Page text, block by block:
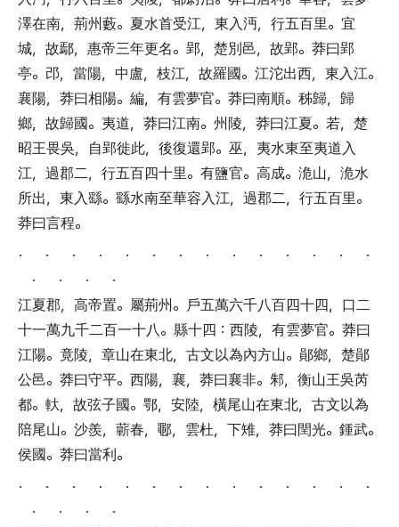
澤在南， 荊州藪。 夏水首受江， 東入沔， 行五百里。 宜
城， 故鄢， 惠帝三年更名。 郢， 楚別邑， 故郢。 莽曰郢
亭。 邔， 當陽， 中盧， 枝江， 故羅國。 江沱出西， 東入江。
襄陽， 莽曰相陽。 編， 有雲夢官。 莽曰南順。 秭歸， 歸
鄉， 故歸國。 夷道， 莽曰江南。 州陵， 莽曰江夏。 若， 楚
昭王畏吳， 自郢徙此， 後復還郢。 巫， 夷水東至夷道入
江， 過郡二， 行五百四十里。 有鹽官。 高成。 洈山， 洈水
所出， 東入繇。 繇水南至華容入江， 過郡二， 行五百里。
莽曰言程。
． ． ． ． ． ． ． ． ． ． ． ． ． ．
． ． ． ．
江夏郡， 高帝置。 屬荊州 。 戶五萬六千八百四十四， 口二
十一萬九千二百一十八。 縣十四 ： 西陵， 有雲夢官。 莽曰
江陽。 竟陵， 章山在東北， 古文以為內方山。 鄖鄉， 楚鄖
公邑。 莽曰守平。 西陽， 襄， 莽曰襄非。 邾， 衡山王吳芮
都。 軑， 故弦子國。 鄂， 安陸， 橫尾山在東北， 古文以為
陪尾山。 沙羨， 蘄春， 鄳， 雲杜， 下雉， 莽曰閏光。 鍾武。
侯國。 莽曰當利。
． ． ． ． ． ． ． ． ． ． ． ． ． ．
． ． ． ．